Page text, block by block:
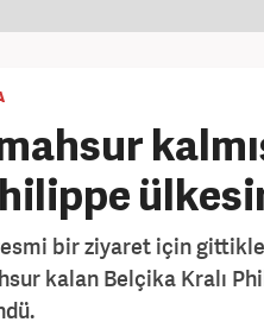
bir ziyaret için
kalan Belçika Kralı